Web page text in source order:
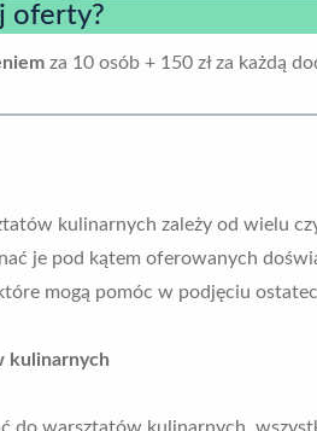
oferty?
za 10 osób + 150 zł za każdą
kulinarnych zależy od wielu
je pod kątem oferowanych
mogą pomóc w podjęciu
kulinarnych